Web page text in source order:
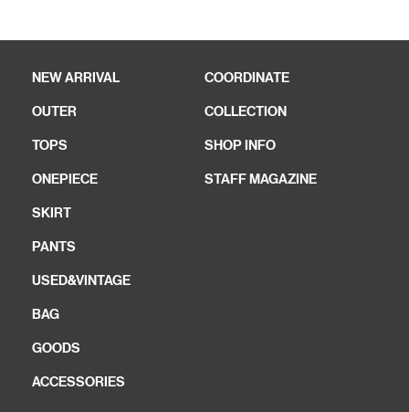
NEW ARRIVAL
OUTER
TOPS
ONEPIECE
SKIRT
PANTS
USED&VINTAGE
BAG
GOODS
ACCESSORIES
COORDINATE
COLLECTION
SHOP INFO
STAFF MAGAZINE